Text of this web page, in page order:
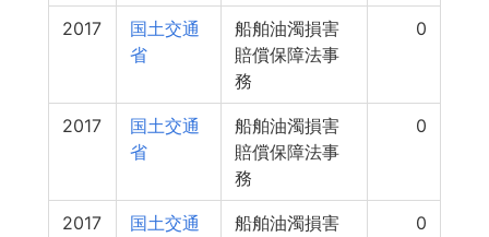
2017
国土交通
省
船舶油濁損害
賠償保障法事
務
0
2017
国土交通
省
船舶油濁損害
賠償保障法事
務
0
2017
国土交通
船舶油濁損害
0